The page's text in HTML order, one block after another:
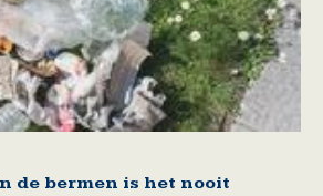
de bermen is het nooit